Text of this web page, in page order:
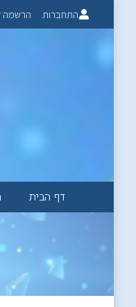
התחברות הרשמה
דף הבית